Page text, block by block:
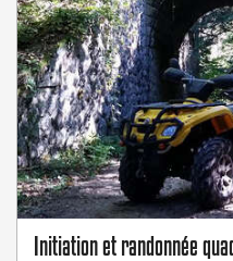
Initiation et randonnée